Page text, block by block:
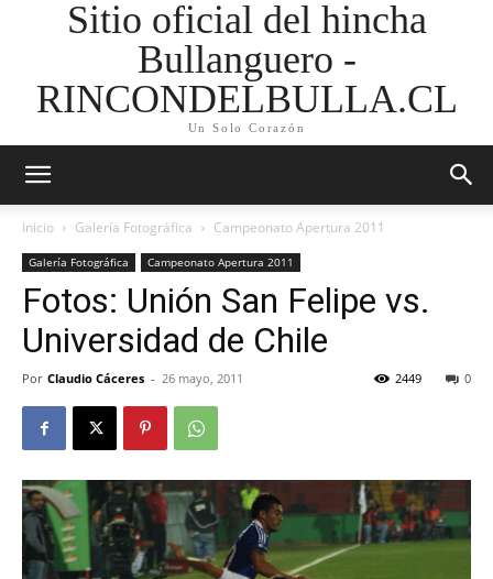
Sitio oficial del hincha
Bullanguero -
RINCONDELBULLA.CL
Un Solo Corazón
Inicio Galería Fotográfica Campeonato Apertura 2011
Galería Fotográfica Campeonato Apertura 2011
Fotos: Unión San Felipe vs.
Universidad de Chile
Por Claudio Cáceres - 26 mayo, 2011 0
2449